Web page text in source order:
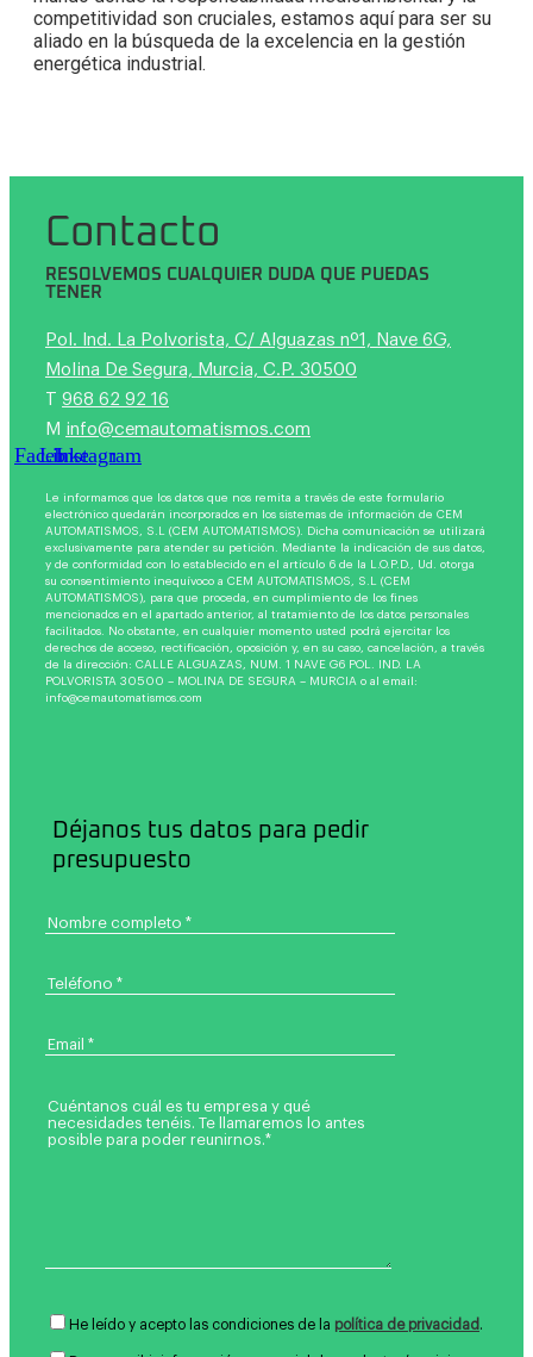
competitividad son cruciales, estamos aquí para ser su
aliado en la búsqueda de la excelencia en la gestión
energética industrial.
Contacto
RESOLVEMOS CUALQUIER DUDA QUE PUEDAS
TENER
Pol. Ind. La Polvorista, C/ Alguazas nº1, Nave 6G,
Molina De Segura, Murcia, C.P. 30500
T 968 62 92 16
M info@cemautomatismos.com
Facebook
Linkedin
Instagram
Le informamos que los datos que nos remita a través de este formulario
electrónico quedarán incorporados en los sistemas de información de CEM
AUTOMATISMOS, S.L (CEM AUTOMATISMOS). Dicha comunicación se utilizará
exclusivamente para atender su petición. Mediante la indicación de sus datos,
y de conformidad con lo establecido en el artículo 6 de la L.O.P.D., Ud. otorga
su consentimiento inequívoco a CEM AUTOMATISMOS, S.L (CEM
AUTOMATISMOS), para que proceda, en cumplimiento de los fines
mencionados en el apartado anterior, al tratamiento de los datos personales
facilitados. No obstante, en cualquier momento usted podrá ejercitar los
derechos de acceso, rectificación, oposición y, en su caso, cancelación, a través
de la dirección: CALLE ALGUAZAS, NUM. 1 NAVE G6 POL. IND. LA
POLVORISTA 30500 – MOLINA DE SEGURA – MURCIA o al email:
info@cemautomatismos.com
Déjanos tus datos para pedir
presupuesto
He leído y acepto las condiciones de la política de privacidad .